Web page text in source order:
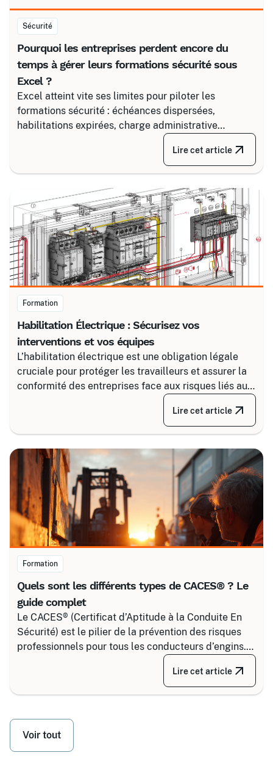
Sécurité
Pourquoi les entreprises perdent encore du
temps à gérer leurs formations sécurité sous
Excel ?
Excel atteint vite ses limites pour piloter les
formations sécurité : échéances dispersées,
habilitations expirées, charge administrative
croissante. Découvrez comment structurer un suivi
fiable en associant un partenaire spécialisé comme
Certalis et un logiciel de gestion de formation (TMS).
Lire cet article
Formation
Habilitation Électrique : Sécurisez vos
interventions et vos équipes
L’habilitation électrique est une obligation légale
cruciale pour protéger les travailleurs et assurer la
conformité des entreprises face aux risques liés au
courant. Certalis vous accompagne avec des
formations sur-mesure, initiales ou de recyclage,
pour maîtriser tous les niveaux de sécurité, du
tension.
Lire cet article
Formation
Quels sont les différents types de CACES® ? Le
guide complet
Le CACES® (Certificat d’Aptitude à la Conduite En
Sécurité) est le pilier de la prévention des risques
professionnels pour tous les conducteurs d’engins.
Depuis la réforme de 2020, il s’articule autour de 8
grandes familles d’équipements, divisées selon
Lire cet article
Voir tout